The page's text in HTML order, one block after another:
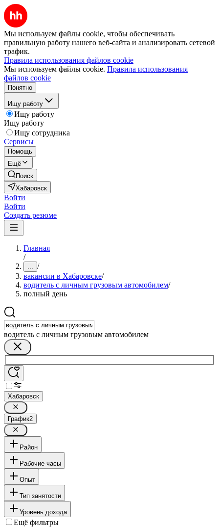
Мы используем файлы cookie, чтобы обеспечивать
правильную работу нашего веб-сайта и анализировать сетевой
трафик.
Правила использования файлов cookie
Мы используем файлы cookie. Правила использования
файлов cookie
Понятно
Ищу работу
Ищу работу
Ищу работу
Ищу сотрудника
Сервисы
Помощь
Ещё
Поиск
Хабаровск
Войти
Войти
Создать резюме
Главная
/
... /
вакансии в Хабаровске/
водитель с личным грузовым автомобилем/
полный день
водитель с личным грузовым автомобилем
Хабаровск
График2
Район
Рабочие часы
Опыт
Тип занятости
Уровень дохода
Ещё фильтры